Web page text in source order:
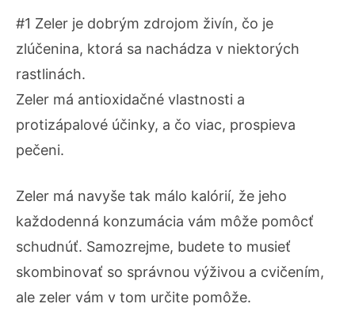
#1 Zeler je dobrým zdrojom živín, čo je
zlúčenina, ktorá sa nachádza v niektorých
rastlinách.
Zeler má antioxidačné vlastnosti a
protizápalové účinky, a čo viac, prospieva
pečeni.
Zeler má navyše tak málo kalórií, že jeho
každodenná konzumácia vám môže pomôcť
schudnúť. Samozrejme, budete to musieť
skombinovať so správnou výživou a cvičením,
ale zeler vám v tom určite pomôže.